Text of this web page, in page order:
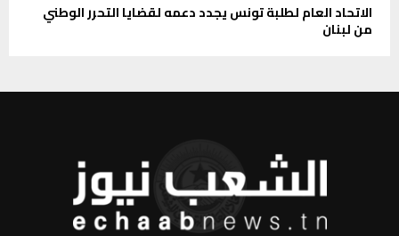
الاتحاد العام لطلبة تونس يجدد دعمه لقضايا التحرر الوطني
من لبنان